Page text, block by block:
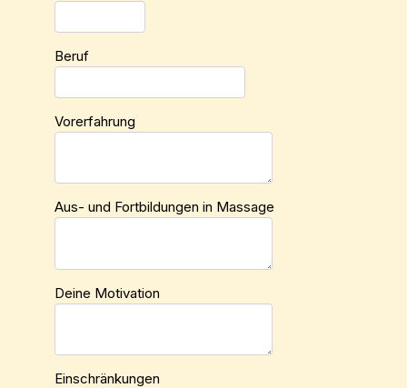
Beruf
Vorerfahrung
Aus- und Fortbildungen in Massage
Deine Motivation
Einschränkungen